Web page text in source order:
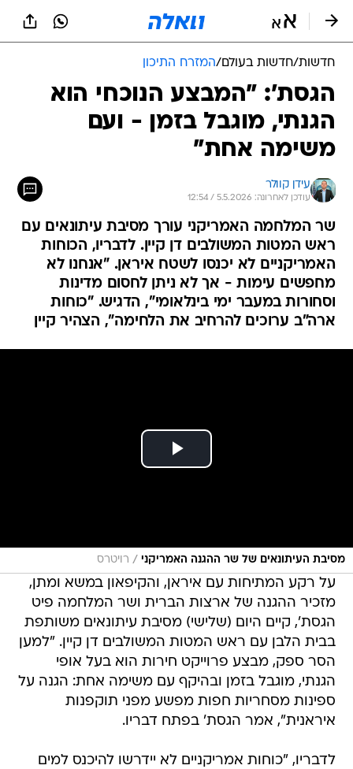
חדשות/חדשות בעולם/המזרח התיכון
הגסת': "המבצע הנוכחי הוא
הגנתי, מוגבל בזמן - ועם
משימה אחת"
עידן קוולר
עודכן לאחרונה: 5.5.2026 / 12:54
שר המלחמה האמריקני עורך מסיבת עיתונאים עם
ראש המטות המשולבים דן קיין. לדבריו, הכוחות
האמריקניים לא יכנסו לשטח איראן. "אנחנו לא
מחפשים עימות - אך לא ניתן לחסום מדינות
וסחורות במעבר ימי בינלאומי", הדגיש. "כוחות
ארה"ב ערוכים להרחיב את הלחימה", הצהיר קיין
מסיבת העיתונאים של שר ההגנה האמריקני / רויטרס
על רקע המתיחות עם איראן, והקיפאון במשא ומתן,
מזכיר ההגנה של ארצות הברית ושר המלחמה פיט
הגסת', קיים היום (שלישי) מסיבת עיתונאים משותפת
בבית הלבן עם ראש המטות המשולבים דן קיין. "למען
הסר ספק, מבצע פרוייקט חירות הוא בעל אופי
הגנתי, מוגבל בזמן ובהיקף עם משימה אחת: הגנה על
ספינות מסחריות חפות מפשע מפני תוקפנות
איראנית", אמר הגסת' בפתח דבריו.
לדבריו, "כוחות אמריקניים לא יידרשו להיכנס למים